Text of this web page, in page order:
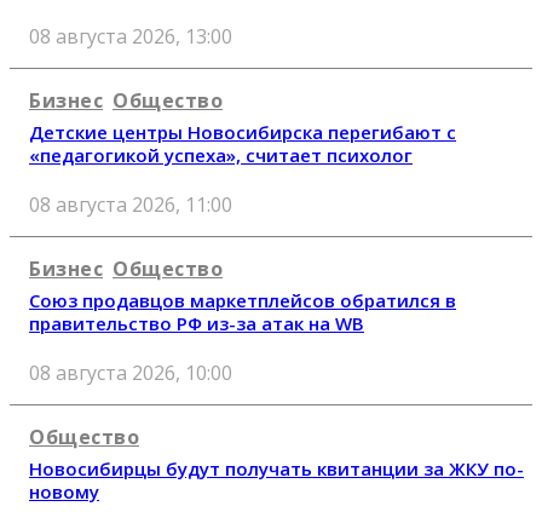
08 августа 2026, 13:00
Бизнес Общество
Детские центры Новосибирска перегибают с
«педагогикой успеха», считает психолог
08 августа 2026, 11:00
Бизнес Общество
Союз продавцов маркетплейсов обратился в
правительство РФ из-за атак на WB
08 августа 2026, 10:00
Общество
Новосибирцы будут получать квитанции за ЖКУ по-
новому